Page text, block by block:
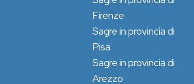
Firenze
Sagre in provincia di
Pisa
Sagre in provincia di
Arezzo